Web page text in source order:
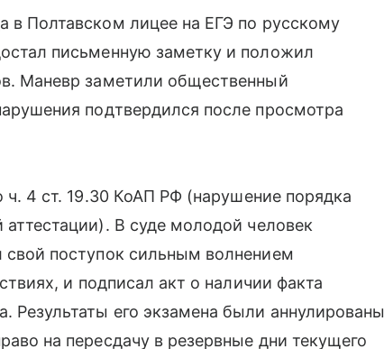
в Полтавском лицее на ЕГЭ по русскому
письменную заметку и положил
Маневр заметили общественный
подтвердился после просмотра
ч. 4 ст. 19.30 КоАП РФ (нарушение порядка
аттестации). В суде молодой человек
поступок сильным волнением
и подписал акт о наличии факта
Результаты его экзамена были аннулированы
на пересдачу в резервные дни текущего